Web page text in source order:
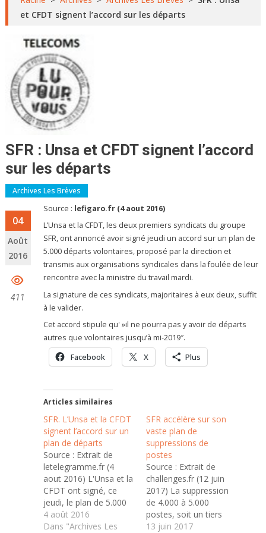
et CFDT signent l’accord sur les départs
SFR : Unsa et CFDT signent l’accord
sur les départs
Archives Les Brèves
04
Août
2016
411
Source : lefigaro.fr (4 aout 2016)
L’Unsa et la CFDT, les deux premiers syndicats du groupe
SFR, ont annoncé avoir signé jeudi un accord sur un plan de
5.000 départs volontaires, proposé par la direction et
transmis aux organisations syndicales dans la foulée de leur
rencontre avec la ministre du travail mardi.
La signature de ces syndicats, majoritaires à eux deux, suffit
à le valider.
Cet accord stipule qu' »il ne pourra pas y avoir de départs
autres que volontaires jusqu’à mi-2019″.
Facebook X Plus
Articles similaires
SFR. L’Unsa et la CFDT
signent l’accord sur un
plan de départs
Source : Extrait de
letelegramme.fr (4
aout 2016) L'Unsa et la
CFDT ont signé, ce
jeudi, le plan de 5.000
départs volontaires
proposés par SFR.
4 août 2016
Dans "Archives Les
SFR accélère sur son
vaste plan de
suppressions de
postes
Source : Extrait de
challenges.fr (12 juin
2017) La suppression
de 4.000 à 5.000
postes, soit un tiers
des effectifs, dans le
13 juin 2017